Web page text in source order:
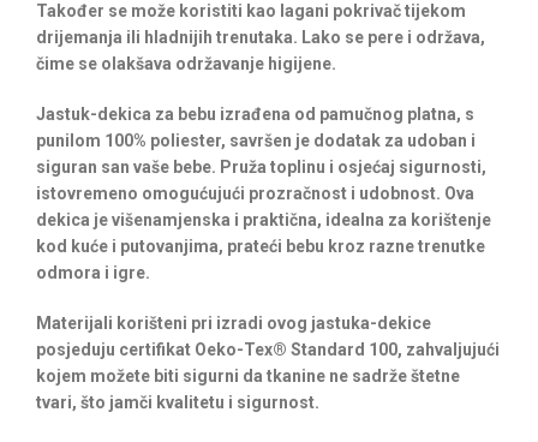
Također se može koristiti kao lagani pokrivač tijekom
drijemanja ili hladnijih trenutaka. Lako se pere i održava,
čime se olakšava održavanje higijene.
Jastuk-dekica za bebu izrađena od pamučnog platna, s
punilom 100% poliester, savršen je dodatak za udoban i
siguran san vaše bebe. Pruža toplinu i osjećaj sigurnosti,
istovremeno omogućujući prozračnost i udobnost. Ova
dekica je višenamjenska i praktična, idealna za korištenje
kod kuće i putovanjima, prateći bebu kroz razne trenutke
odmora i igre.
Materijali korišteni pri izradi ovog jastuka-dekice
posjeduju certifikat Oeko-Tex® Standard 100, zahvaljujući
kojem možete biti sigurni da tkanine ne sadrže štetne
tvari, što jamči kvalitetu i sigurnost.